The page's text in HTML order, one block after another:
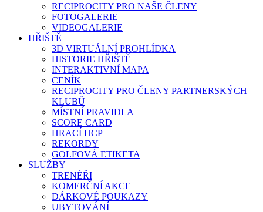
RECIPROCITY PRO NAŠE ČLENY
FOTOGALERIE
VIDEOGALERIE
HŘIŠTĚ
3D VIRTUÁLNÍ PROHLÍDKA
HISTORIE HŘIŠTĚ
INTERAKTIVNÍ MAPA
CENÍK
RECIPROCITY PRO ČLENY PARTNERSKÝCH
KLUBŮ
MÍSTNÍ PRAVIDLA
SCORE CARD
HRACÍ HCP
REKORDY
GOLFOVÁ ETIKETA
SLUŽBY
TRENÉŘI
KOMERČNÍ AKCE
DÁRKOVÉ POUKAZY
UBYTOVÁNÍ